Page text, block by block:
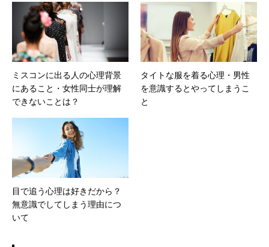
ミスコンに出る人の心理背景
にあること・女性同士が理解
できないことは？
タイトな服を着る心理・男性
を意識するとやってしまうこ
と
目で追う心理は好きだから？
無意識でしてしまう理由につ
いて